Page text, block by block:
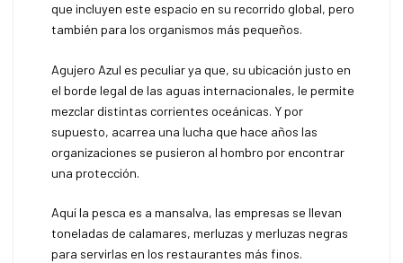
que incluyen este espacio en su recorrido global, pero
también para los organismos más pequeños.
Agujero Azul es peculiar ya que, su ubicación justo en
el borde legal de las aguas internacionales, le permite
mezclar distintas corrientes oceánicas. Y por
supuesto, acarrea una lucha que hace años las
organizaciones se pusieron al hombro por encontrar
una protección.
Aquí la pesca es a mansalva, las empresas se llevan
toneladas de calamares, merluzas y merluzas negras
para servirlas en los restaurantes más finos.